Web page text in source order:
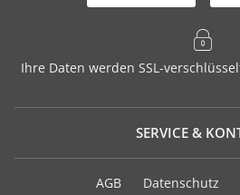
Ihre Daten werden SSL-
SERVICE &
AGB Datenschutz